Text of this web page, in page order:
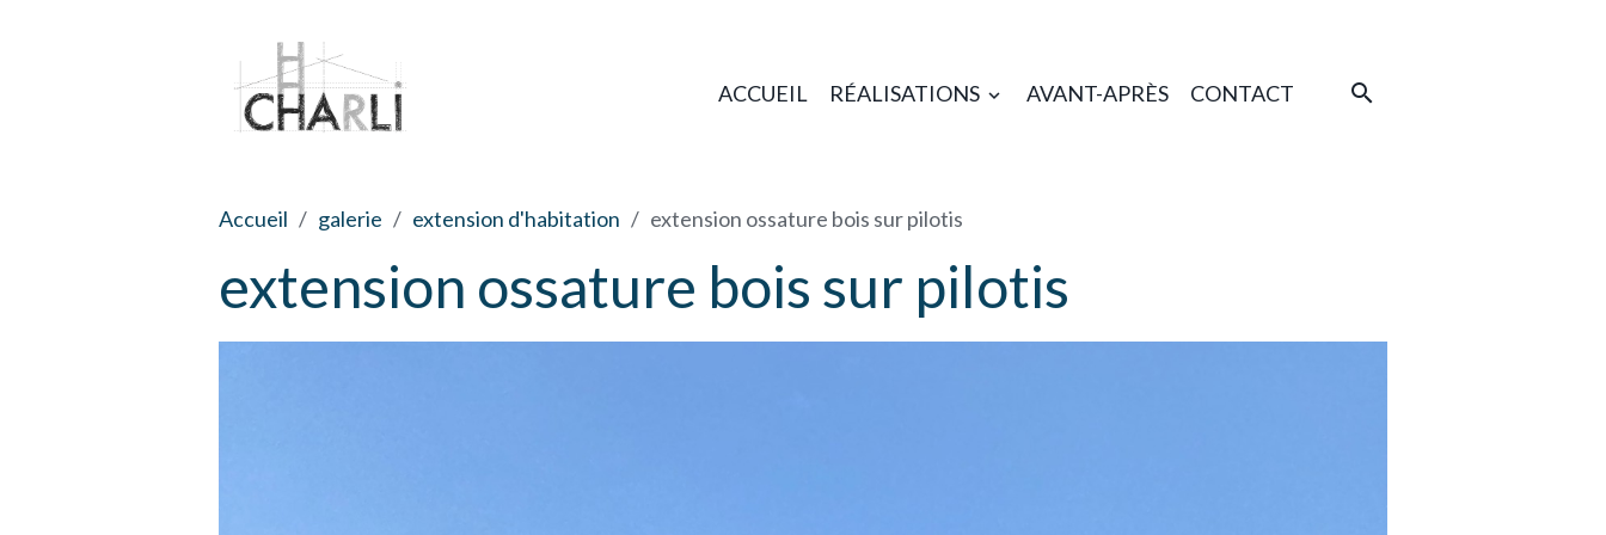
ACCUEIL RÉALISATIONS AVANT-APRÈS CONTACT
Accueil galerie extension d'habitation extension ossature bois sur pilotis
extension ossature bois sur pilotis